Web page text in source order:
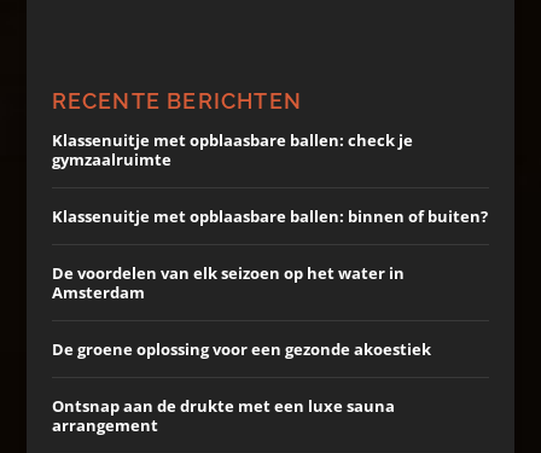
RECENTE BERICHTEN
Klassenuitje met opblaasbare ballen: check je
gymzaalruimte
Klassenuitje met opblaasbare ballen: binnen of buiten?
De voordelen van elk seizoen op het water in
Amsterdam
De groene oplossing voor een gezonde akoestiek
Ontsnap aan de drukte met een luxe sauna
arrangement